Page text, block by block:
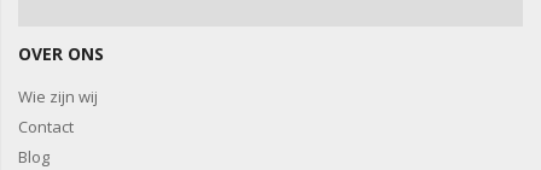
OVER ONS
Wie zijn wij
Contact
Blog